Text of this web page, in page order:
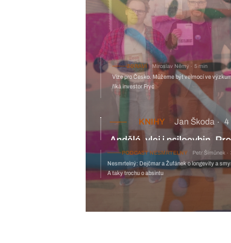
ZDRAVÍ Miroslav Němý 5 min
Vize pro Česko. Můžeme být velmocí ve
říká investor Fryc
Jan Škoda
Andělé, vlci i psilocybin.
PODCAST NESMRTELNÝ Petr Šimůnek
Nesmrtelný: Dejčmar a Žufánek o longevity a
A taky trochu o absintu